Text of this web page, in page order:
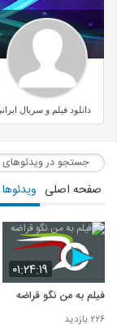
دانلود فیلم و سریال
صفحه اصلی ویدئوها
۰۱:۲۴:۱۹
فیلم به من نگو قراضه
۲۲۶ بازدید